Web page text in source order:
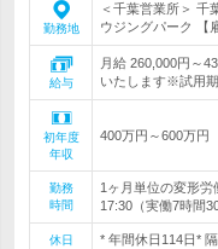
勤務地
＜千葉営業所＞ 千
ウジングパーク 【
給与
月給 260,000円～
いたします※試用期
初年度
年収
400万円～600万円
勤務
時間
1ヶ月単位の変形労
17:30（実働7時間
休日
* 年間休日114日*